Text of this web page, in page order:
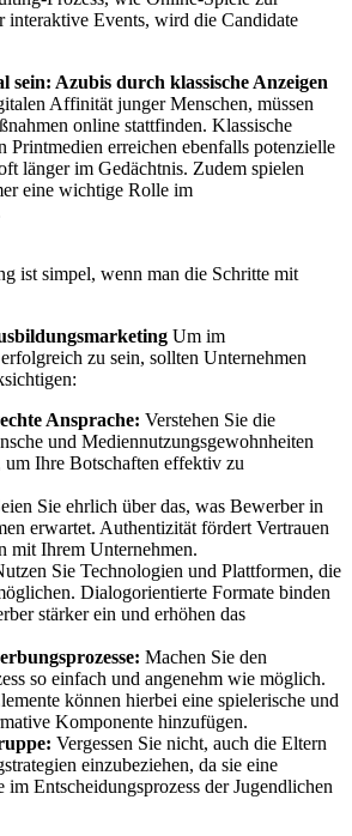
interaktive Events, wird die Candidate
sein: Azubis durch klassische Anzeigen
Affinität junger Menschen, müssen
online stattfinden. Klassische
Printmedien erreichen ebenfalls potenzielle
länger im Gedächtnis. Zudem spielen
eine wichtige Rolle im
Um im
zu sein, sollten Unternehmen
Ansprache: Verstehen Sie die
und Mediennutzungsgewohnheiten
Ihre Botschaften effektiv zu
Sie ehrlich über das, was Bewerber in
erwartet. Authentizität fördert Vertrauen
mit Ihrem Unternehmen.
Sie Technologien und Plattformen, die
Dialogorientierte Formate binden
stärker ein und erhöhen das
Machen Sie den
so einfach und angenehm wie möglich.
können hierbei eine spielerische und
Komponente hinzufügen.
Vergessen Sie nicht, auch die Eltern
einzubeziehen, da sie eine
im Entscheidungsprozess der Jugendlichen